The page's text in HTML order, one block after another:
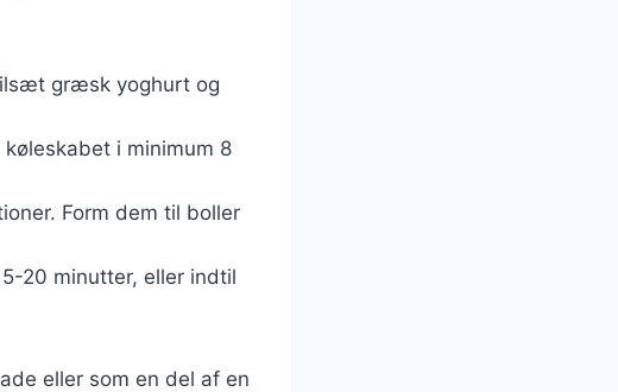
græsk yoghurt og
i minimum 8
Form dem til boller
20 minutter, eller indtil
eller som en del af en